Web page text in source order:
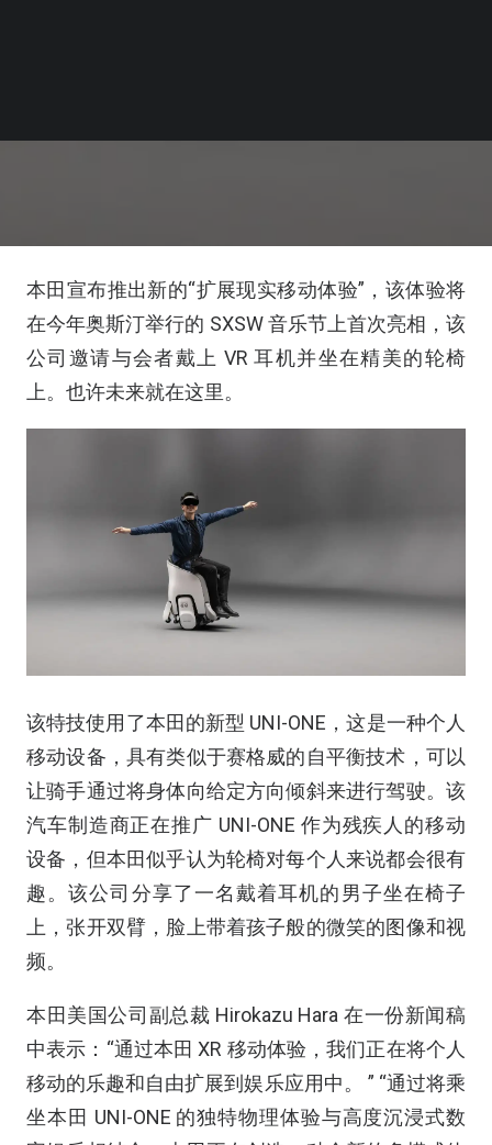
本田宣布推出新的“扩展现实移动体验”，该体验将
在今年奥斯汀举行的 SXSW 音乐节上首次亮相，该
公司邀请与会者戴上 VR 耳机并坐在精美的轮椅
上。也许未来就在这里。
该特技使用了本田的新型 UNI-ONE，这是一种个人
移动设备，具有类似于赛格威的自平衡技术，可以
让骑手通过将身体向给定方向倾斜来进行驾驶。该
汽车制造商正在推广 UNI-ONE 作为残疾人的移动
设备，但本田似乎认为轮椅对每个人来说都会很有
趣。该公司分享了一名戴着耳机的男子坐在椅子
上，张开双臂，脸上带着孩子般的微笑的图像和视
频。
本田美国公司副总裁 Hirokazu Hara 在一份新闻稿
中表示：“通过本田 XR 移动体验，我们正在将个人
移动的乐趣和自由扩展到娱乐应用中。 ” “通过将乘
坐本田 UNI-ONE 的独特物理体验与高度沉浸式数